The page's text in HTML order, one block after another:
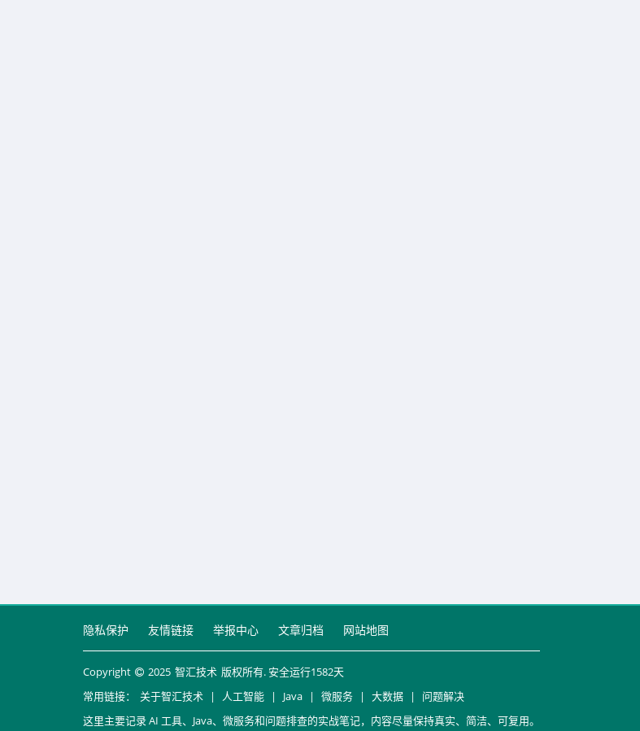
隐私保护 友情链接 举报中心 文章归档 网站地图
Copyright 2025 智汇技术 版权所有. 安全运行1582天
常用链接：
关于智汇技术 | 人工智能 | Java | 微服务 | 大数据 |
问题解决
这里主要记录 AI 工具、Java、微服务和问题排查的实战笔记，内容尽量保持真实、简洁、可复用。